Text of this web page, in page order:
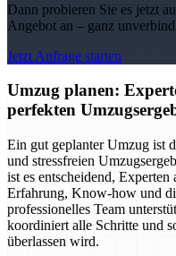
Dann probieren Sie es jetzt
Angebot an – ganz
Jetzt Anfrage starten
Umzug planen:
perfekten
Ein gut geplanter Umzug ist
und stressfreien
ist es entscheidend,
Erfahrung, Know-how und
professionelles Team
koordiniert alle Schritte und
überlassen wird.